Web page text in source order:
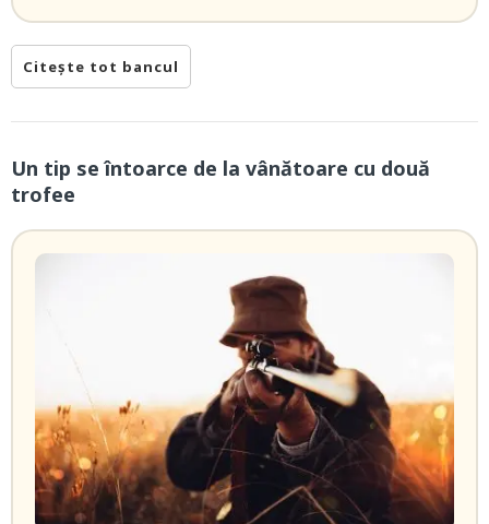
Citește tot bancul
Un tip se întoarce de la vânătoare cu două
trofee